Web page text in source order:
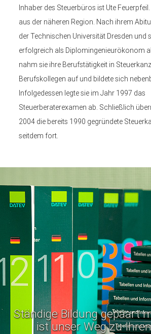
Inhaber des Steuerbüros ist Ute
aus der näheren Region. Nach ihrem
der Technischen Universität Dresden und
erfolgreich als Diplomingenieurökonom
nahm sie ihre Berufstätigkeit in
Berufskollegen auf und bildete sich
Infolgedessen legte sie im Jahr 1997 das
Steuerberaterexamen ab. Schließlich
2004 die bereits 1990 gegründete
seitdem fort.
Ständige Bildung gepaart
ist unser Weg zu